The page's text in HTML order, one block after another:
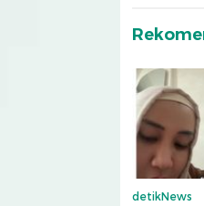
detikNews